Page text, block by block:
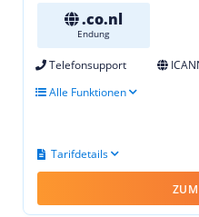
.co.nl
Endung
Telefonsupport
Alle Funktionen
Tarifdetails